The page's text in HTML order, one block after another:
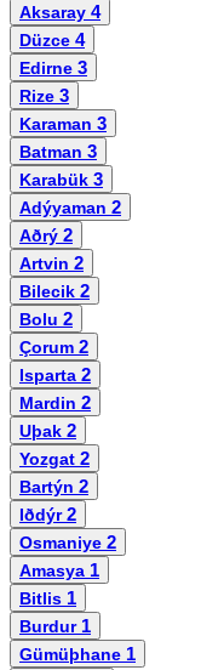
Aksaray 4
Düzce 4
Edirne 3
Rize 3
Karaman 3
Batman 3
Karabük 3
Adýyaman 2
Aðrý 2
Artvin 2
Bilecik 2
Bolu 2
Çorum 2
Isparta 2
Mardin 2
Uþak 2
Yozgat 2
Bartýn 2
Iðdýr2
Osmaniye 2
Amasya 1
Bitlis 1
Burdur 1
Gümüþhane 1